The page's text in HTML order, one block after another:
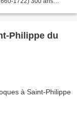
Philippe du